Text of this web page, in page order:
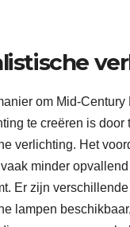
om Mid-Century
te creëren is door
verlichting. Het
minder
Er zijn
lampen